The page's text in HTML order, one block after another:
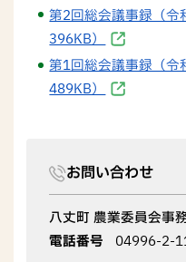
第2回総会議事録（令
396KB）
第1回総会議事録（令
489KB）
お問い合わせ
八丈町 農業委員会事
電話番号
04996-2-